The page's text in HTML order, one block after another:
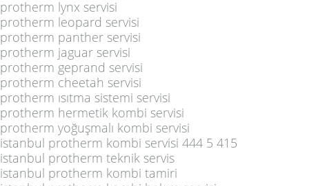
protherm lynx servisi
protherm leopard servisi
protherm panther servisi
protherm jaguar servisi
protherm geprand servisi
protherm cheetah servisi
protherm ısıtma sistemi servisi
protherm hermetik kombi servisi
protherm yoğuşmalı kombi servisi
istanbul protherm kombi servisi 444 5 415
istanbul protherm teknik servis
istanbul protherm kombi tamiri